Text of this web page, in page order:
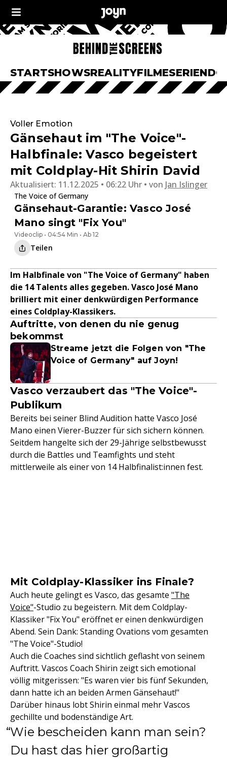
STARTSHOWSREALITYFILMESERIEN
Voller Emotion
Gänsehaut im "The Voice"-
Halbfinale: Vasco begeistert
mit Coldplay-Hit Shirin David
Aktualisiert: 11.12.2025 • 06:22 Uhr von Jan Islinger
The Voice of Germany
Gänsehaut-Garantie: Vasco José
Mano singt "Fix You"
Videoclip • 04:54 Min • Ab 12
Teilen
Im Halbfinale von "The Voice of Germany" haben
die 14 Talents alles gegeben. Vasco José Mano
brilliert mit einer denkwürdigen Performance
eines Coldplay-Klassikers.
Auftritte, von denen du nie genug
bekommst
Streame jetzt die Folgen von "The
Voice of Germany" auf Joyn!
Vasco verzaubert das "The Voice"-
Publikum
Bereits bei seiner Blind Audition hatte Vasco José
Mano einen Vierer-Buzzer für sich sichern können.
Seitdem hangelte sich der 29-Jährige selbstbewusst
durch die Battles und Teamfights und steht
mittlerweile als einer von 14 Halbfinalist:innen fest.
Mit Coldplay-Klassiker ins Finale?
Auch heute gelingt es Vasco, das gesamte "The
Voice"-Studio zu begeistern. Mit dem Coldplay-
Klassiker "Fix You" eröffnet er einen denkwürdigen
Abend. Sein Dank: Standing Ovations vom gesamten
"The Voice"-Studio!
Auch die Coaches sind sichtlich geflasht von seinem
Auftritt. Vascos Coach Shirin zeigt sich emotional
völlig mitgerissen: "Es waren vier bis fünf Sekunden,
dann hatte ich an beiden Armen Gänsehaut!"
Darüber hinaus lobt Shirin einmal mehr Vascos
gechillte und bodenständige Art.
Wie bescheiden kann man sein?
Du hast das hier großartig